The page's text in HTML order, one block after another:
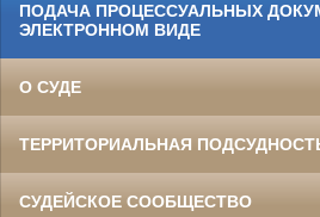
ПОДАЧА ПРОЦЕССУАЛЬНЫХ
ЭЛЕКТРОННОМ ВИДЕ
О СУДЕ
ТЕРРИТОРИАЛЬНАЯ
СУДЕЙСКОЕ СООБЩЕСТВО